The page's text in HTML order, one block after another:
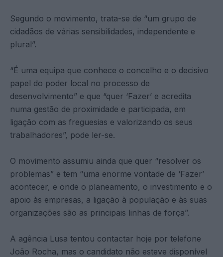
Segundo o movimento, trata-se de “um grupo de
cidadãos de várias sensibilidades, independente e
plural”.
“É uma equipa que conhece o concelho e o decisivo
papel do poder local no processo de
desenvolvimento” e que “quer ‘Fazer’ e acredita
numa gestão de proximidade e participada, em
ligação com as freguesias e valorizando os seus
trabalhadores”, pode ler-se.
O movimento assumiu ainda que quer “resolver os
problemas” e tem “uma enorme vontade de ‘Fazer’
acontecer, e onde o planeamento, o investimento e o
apoio às empresas, a ligação à população e às suas
organizações são as principais linhas de força”.
A agência Lusa tentou contactar hoje por telefone
João Rocha, mas o candidato não esteve disponível